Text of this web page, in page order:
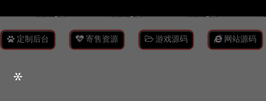
定制后台 寄售资源 游戏源码 网站源码